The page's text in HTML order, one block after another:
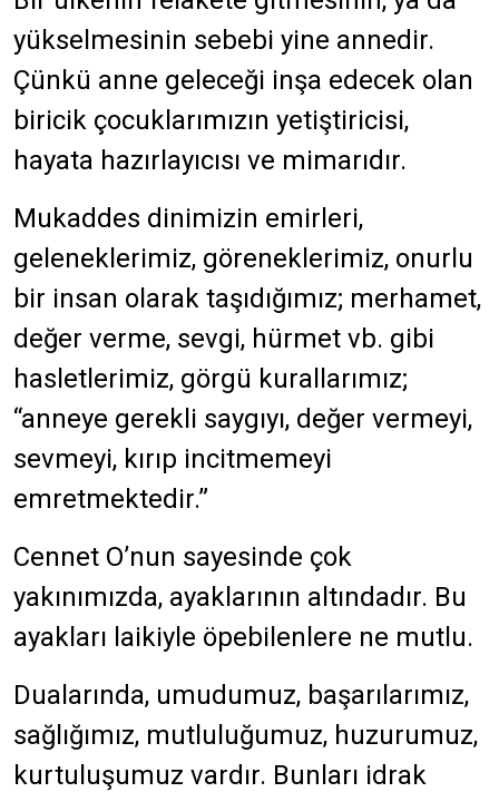
yükselmesinin sebebi yine annedir.
Çünkü anne geleceği inşa edecek olan
biricik çocuklarımızın yetiştiricisi,
hayata hazırlayıcısı ve mimarıdır.
Mukaddes dinimizin emirleri,
geleneklerimiz, göreneklerimiz, onurlu
bir insan olarak taşıdığımız; merhamet,
değer verme, sevgi, hürmet vb. gibi
hasletlerimiz, görgü kurallarımız;
“anneye gerekli saygıyı, değer vermeyi,
sevmeyi, kırıp incitmemeyi
emretmektedir.”
Cennet O’nun sayesinde çok
yakınımızda, ayaklarının altındadır. Bu
ayakları laikiyle öpebilenlere ne mutlu.
Dualarında, umudumuz, başarılarımız,
sağlığımız, mutluluğumuz, huzurumuz,
kurtuluşumuz vardır. Bunları idrak